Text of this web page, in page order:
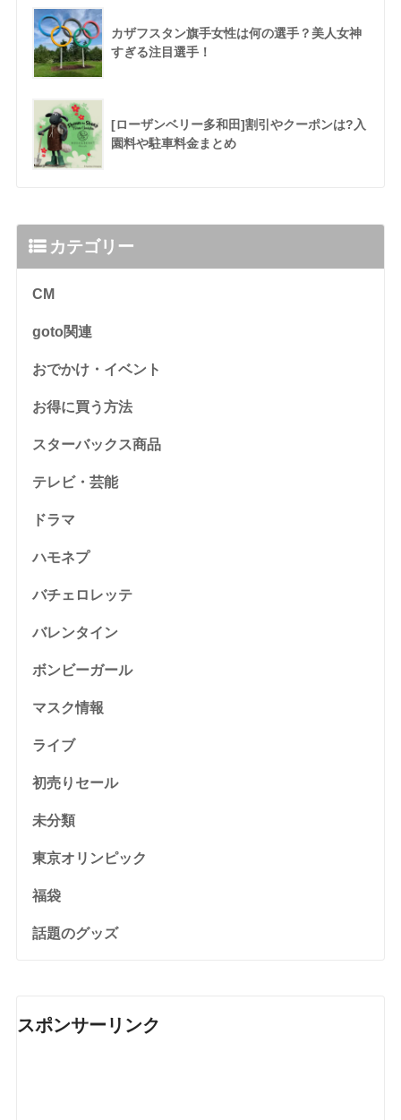
カザフスタン旗手女性は何の選手？美人女神
すぎる注目選手！
[ローザンベリー多和田]割引やクーポンは?入
園料や駐車料金まとめ
カテゴリー
CM
goto関連
おでかけ・イベント
お得に買う方法
スターバックス商品
テレビ・芸能
ドラマ
ハモネプ
バチェロレッテ
バレンタイン
ボンビーガール
マスク情報
ライブ
初売りセール
未分類
東京オリンピック
福袋
話題のグッズ
スポンサーリンク